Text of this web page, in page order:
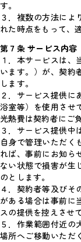
す。
３．複数の方法によ
れた時点をもって、
第７条 サービス内容
１．本サービスは
います。）が、契約
します。
２．サービス提供に
浴室等）を使用させ
光熱費は契約者にご
３．サービス提供中
自身で管理いただく
れば、事前にお知ら
ない状態で損害が生
のとします。
４．契約者等及びそ
がある場合は事前に
スの提供を控えさせ
５．作業範囲付近の
場所へご移動いただ